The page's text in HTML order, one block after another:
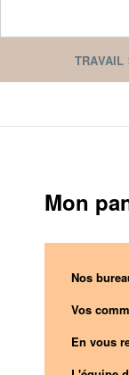
TRAVAIL
Mon
Nos
Vos
En vous